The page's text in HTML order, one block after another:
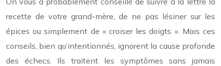
recette de votre grand-mère, de ne pas lésiner sur les
épices ou simplement de « croiser les doigts ». Mais ces
conseils, bien qu’intentionnés, ignorent la cause profonde
des échecs. Ils traitent les symptômes sans jamais